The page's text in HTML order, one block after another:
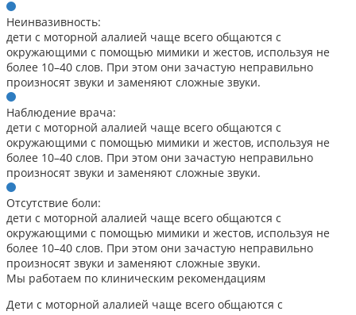
Неинвазивность:
дети с моторной алалией чаще всего общаются с
окружающими с помощью мимики и жестов, используя не
более 10–40 слов. При этом они зачастую неправильно
произносят звуки и заменяют сложные звуки.
Наблюдение врача:
дети с моторной алалией чаще всего общаются с
окружающими с помощью мимики и жестов, используя не
более 10–40 слов. При этом они зачастую неправильно
произносят звуки и заменяют сложные звуки.
Отсутствие боли:
дети с моторной алалией чаще всего общаются с
окружающими с помощью мимики и жестов, используя не
более 10–40 слов. При этом они зачастую неправильно
произносят звуки и заменяют сложные звуки.
Мы работаем по клиническим рекомендациям
Дети с моторной алалией чаще всего общаются с